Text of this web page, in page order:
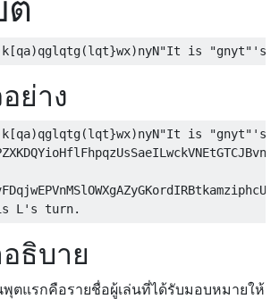
ย่าง
is "gnyt"'s
ธิบาย
ตแรกคือรายชื่อผู้เล่นที่ได้รับมอบหมายให้